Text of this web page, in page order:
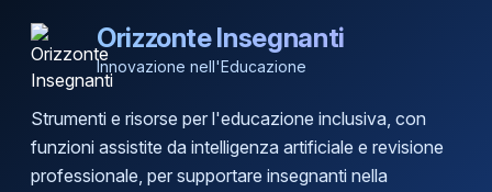
Orizzonte Insegnanti
Innovazione nell'Educazione
Strumenti e risorse per l'educazione inclusiva, con
funzioni assistite da intelligenza artificiale e revisione
professionale, per supportare insegnanti nella